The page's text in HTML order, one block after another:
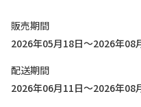
販売期間
2026年05月18日～2026年08
配送期間
2026年06月11日～2026年08